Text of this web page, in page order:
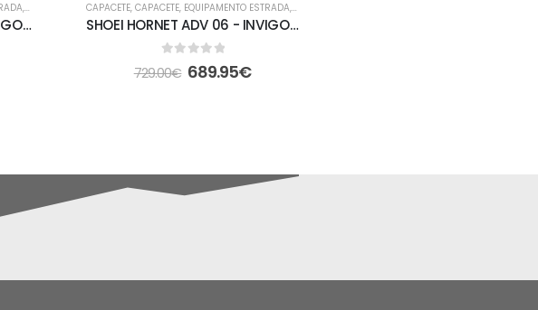
, FORA DE ESTRADA
SHOEI HORNET ADV 06 - INVIGORATE TC-4
CAPACETE, CAPACETE, EQUIPAMENTO ESTRADA, FORA DE ESTRADA
SHOEI HORNET ADV 06 - INVIGORATE TC-10
out of 5
729.00€ 689.95€